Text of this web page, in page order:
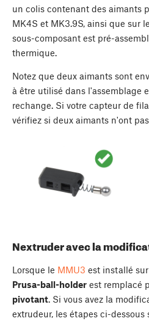
un colis contenant des aimants
MK4S et MK3.9S, ainsi que sur
sous-composant est pré-
thermique.
Notez que deux aimants sont
à être utilisé dans l'assemblage
rechange. Si votre capteur de
vérifiez si deux aimants n'ont
Nextruder avec la
Lorsque le MMU3 est installé
Prusa-ball-holder est remplacé
pivotant. Si vous avez la
extrudeur, les étapes ci-